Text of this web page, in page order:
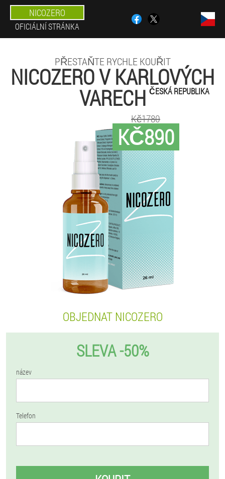
NICOZERO
OFICIÁLNÍ STRÁNKA
PŘESTAŇTE RYCHLE KOUŘIT
NICOZERO V KARLOVÝCH
VARECH ČESKÁ REPUBLIKA
KČ890
Kč1780
OBJEDNAT NICOZERO
SLEVA -50%
název
Telefon